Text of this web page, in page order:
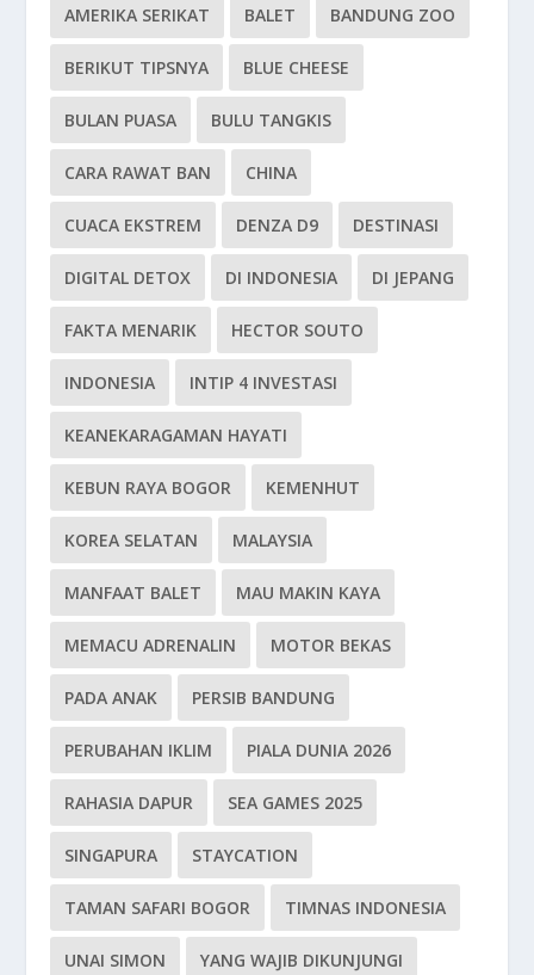
AMERIKA SERIKAT BALET BANDUNG ZOO
BERIKUT TIPSNYA BLUE CHEESE
BULAN PUASA BULU TANGKIS
CARA RAWAT BAN CHINA
CUACA EKSTREM DENZA D9 DESTINASI
DIGITAL DETOX DI INDONESIA DI JEPANG
FAKTA MENARIK HECTOR SOUTO
INDONESIA INTIP 4 INVESTASI
KEANEKARAGAMAN HAYATI
KEBUN RAYA BOGOR KEMENHUT
KOREA SELATAN MALAYSIA
MANFAAT BALET MAU MAKIN KAYA
MEMACU ADRENALIN MOTOR BEKAS
PADA ANAK PERSIB BANDUNG
PERUBAHAN IKLIM PIALA DUNIA 2026
RAHASIA DAPUR SEA GAMES 2025
SINGAPURA STAYCATION
TAMAN SAFARI BOGOR TIMNAS INDONESIA
UNAI SIMON YANG WAJIB DIKUNJUNGI